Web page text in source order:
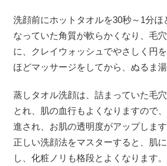
洗顔前にホットタオルを30秒～1分ほ
なっていた角質が軟らかくなり、毛
に、クレイウォッシュでやさしく円
ほどマッサージをしてから、ぬるま湯
蒸しタオル洗顔は、詰まっていた毛
とれ、肌の血行もよくなりますので
進され、お肌の透明度がアップします
正しい洗顔法をマスターすると、肌
し、化粧ノリも格段とよくなります。